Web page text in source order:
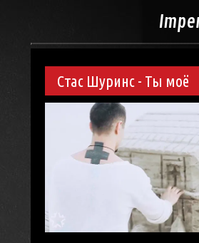
Стас Шуринс - Ты моё